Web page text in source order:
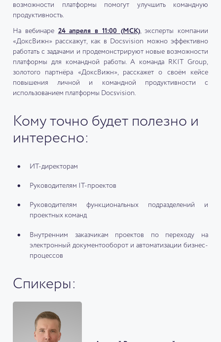
возможности платформы помогут улучшить командную
продуктивность.
На вебинаре 24 апреля в 11:00 (МСК), эксперты компании
«ДоксВижн» расскажут, как в Docsvision можно эффективно
работать с задачами и продемонстрируют новые возможности
платформы для командной работы. А команда RKIT Group,
золотого партнёра «ДоксВижн», расскажет о своём кейсе
повышения личной и командной продуктивности с
использованием платформы Docsvision.
Кому точно будет полезно и
интересно:
ИТ-директорам
Руководителям IT-проектов
Руководителям функциональных подразделений и
проектных команд
Внутренним заказчикам проектов по переходу на
электронный документооборот и автоматизации бизнес-
процессов
Спикеры: